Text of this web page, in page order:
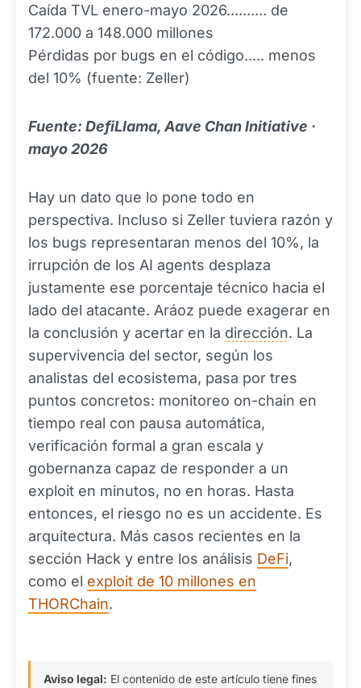
Caída TVL enero-mayo 2026.......... de
172.000 a 148.000 millones
Pérdidas por bugs en el código..... menos
del 10% (fuente: Zeller)
Fuente: DefiLlama, Aave Chan Initiative ·
mayo 2026
Hay un dato que lo pone todo en
perspectiva. Incluso si Zeller tuviera razón y
los bugs representaran menos del 10%, la
irrupción de los AI agents desplaza
justamente ese porcentaje técnico hacia el
lado del atacante. Aráoz puede exagerar en
la conclusión y acertar en la dirección. La
supervivencia del sector, según los
analistas del ecosistema, pasa por tres
puntos concretos: monitoreo on-chain en
tiempo real con pausa automática,
verificación formal a gran escala y
gobernanza capaz de responder a un
exploit en minutos, no en horas. Hasta
entonces, el riesgo no es un accidente. Es
arquitectura. Más casos recientes en la
sección Hack y entre los análisis DeFi,
como el exploit de 10 millones en
THORChain.
Aviso legal: El contenido de este artículo tiene fines